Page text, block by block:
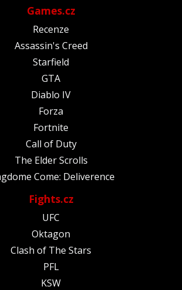
Games.cz
Recenze
Assassin's Creed
Starfield
GTA
Diablo IV
Forza
Fortnite
Call of Duty
The Elder Scrolls
Come: Deliverence
Fights.cz
UFC
Oktagon
Clash of The Stars
PFL
KSW